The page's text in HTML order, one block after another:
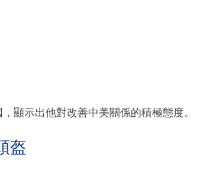
顯示出他對改善中美關係的積極態度。
盔